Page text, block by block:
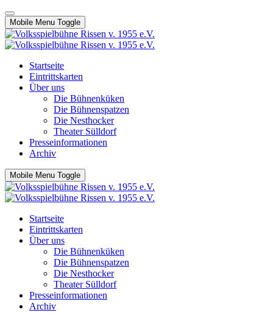
Mobile Menu Toggle
Startseite
Eintrittskarten
Über uns
Die Bühnenküken
Die Bühnenspatzen
Die Nesthocker
Theater Sülldorf
Presseinformationen
Archiv
Mobile Menu Toggle
Startseite
Eintrittskarten
Über uns
Die Bühnenküken
Die Bühnenspatzen
Die Nesthocker
Theater Sülldorf
Presseinformationen
Archiv